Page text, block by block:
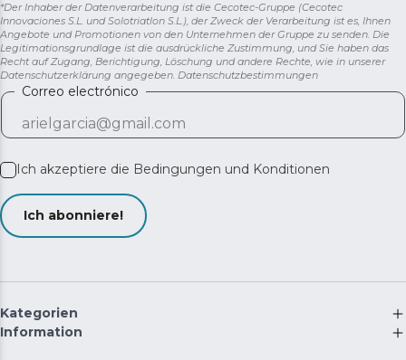
*Der Inhaber der Datenverarbeitung ist die Cecotec-Gruppe (Cecotec
Innovaciones S.L. und Solotriatlon S.L.), der Zweck der Verarbeitung ist es, Ihnen
Angebote und Promotionen von den Unternehmen der Gruppe zu senden. Die
Legitimationsgrundlage ist die ausdrückliche Zustimmung, und Sie haben das
Recht auf Zugang, Berichtigung, Löschung und andere Rechte, wie in unserer
Datenschutzerklärung angegeben. Datenschutzbestimmungen
Correo electrónico
Ich akzeptiere die Bedingungen und Konditionen
Ich abonniere!
Kategorien
Information